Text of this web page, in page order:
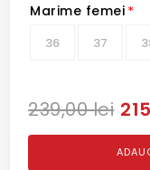
Marime femei *
36 37
239,00 lei